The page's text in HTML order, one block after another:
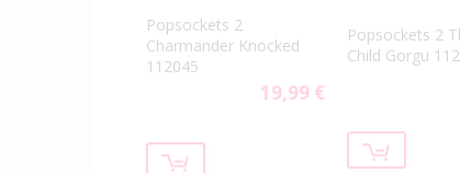
Popsockets 2
Charmander Knocked
112045
19,99 €
Popsockets 2
Child Gorgu